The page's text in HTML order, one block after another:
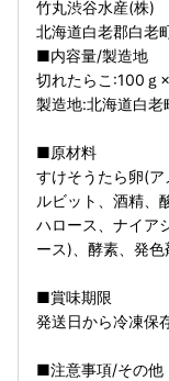
竹丸渋谷水産(株)
北海道白老郡白老
■内容量/製造地
切れたらこ:100ｇ
製造地:北海道白老
■原材料
すけそうたら卵(
ルビット、酒精、
ハロース、ナイア
ース)、酵素、発
■賞味期限
発送日から冷凍保
■注意事項/その他